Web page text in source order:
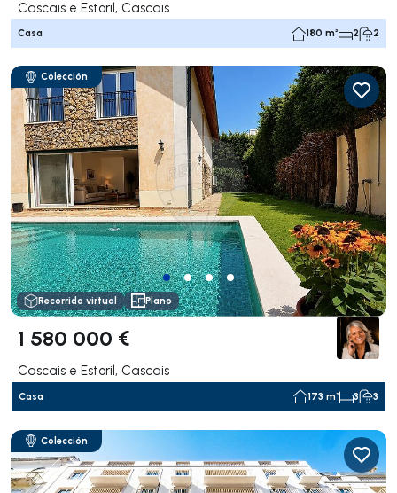
Cascais e Estoril, Cascais
Casa 180 m² 2 2
Colección
Recorrido virtual Plano
1 580 000 €
Cascais e Estoril, Cascais
Casa 173 m² 3 3
Colección